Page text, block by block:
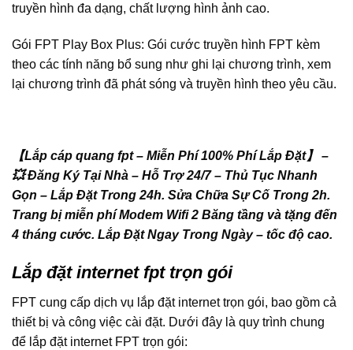
truyền hình đa dạng, chất lượng hình ảnh cao.
Gói FPT Play Box Plus: Gói cước truyền hình FPT kèm
theo các tính năng bổ sung như ghi lại chương trình, xem
lại chương trình đã phát sóng và truyền hình theo yêu cầu.
【Lắp cáp quang fpt – Miễn Phí 100% Phí Lắp Đặt】 –
💥 Đăng Ký Tại Nhà – Hỗ Trợ 24/7 – Thủ Tục Nhanh
Gọn – Lắp Đặt Trong 24h. Sửa Chữa Sự Cố Trong 2h.
Trang bị miễn phí Modem Wifi 2 Băng tầng và tặng đến
4 tháng cước. Lắp Đặt Ngay Trong Ngày – tốc độ cao.
Lắp đặt internet fpt trọn gói
FPT cung cấp dịch vụ lắp đặt internet trọn gói, bao gồm cả
thiết bị và công việc cài đặt. Dưới đây là quy trình chung
để lắp đặt internet FPT trọn gói: